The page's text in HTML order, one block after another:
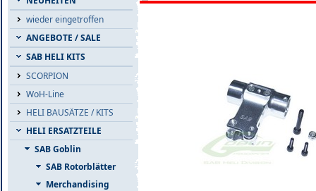
wieder eingetroffen
ANGEBOTE / SALE
SAB HELI KITS
SCORPION
WoH-Line
HELI BAUSÄTZE / KITS
HELI ERSATZTEILE
SAB Goblin
SAB Rotorblätter
Merchandising